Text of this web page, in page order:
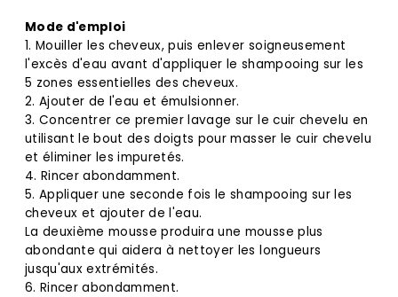
Mode d'emploi
1. Mouiller les cheveux, puis enlever soigneusement
l'excès d'eau avant d'appliquer le shampooing sur les
5 zones essentielles des cheveux.
2. Ajouter de l'eau et émulsionner.
3. Concentrer ce premier lavage sur le cuir chevelu en
utilisant le bout des doigts pour masser le cuir chevelu
et éliminer les impuretés.
4. Rincer abondamment.
5. Appliquer une seconde fois le shampooing sur les
cheveux et ajouter de l'eau.
La deuxième mousse produira une mousse plus
abondante qui aidera à nettoyer les longueurs
jusqu'aux extrémités.
6. Rincer abondamment.